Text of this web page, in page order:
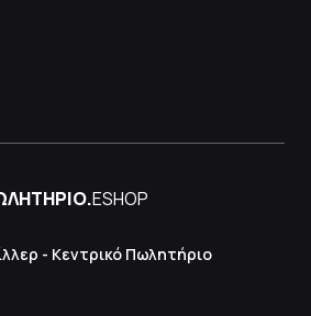
ESHOP
- Κεντρικό Πωλητήριο